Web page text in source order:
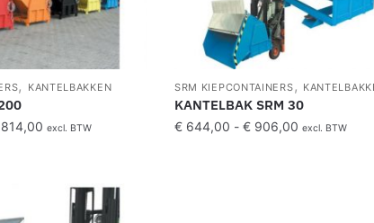
, KANTELBAKKEN
excl. BTW
SRM KIEPCONTAINERS,
KANTELBAK SRM 30
€644,00 - €906,00 excl. BTW